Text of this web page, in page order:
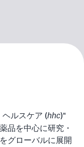
ルスケア (hhc)"
品を中心に研究・
グローバルに展開